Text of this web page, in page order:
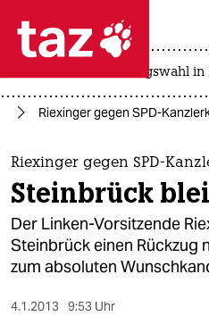
 taz zahl
taz zahl ich
themen
politik
öko
landtagswahl
Riexinger gegen SPD-
Riexinger gegen SPD-
Steinbrück
Der Linken-Vorsitzende
Steinbrück einen Rückzug
zum absoluten
4.1.2013 9:53 Uhr